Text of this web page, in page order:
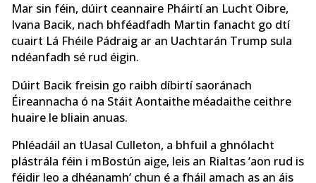
Mar sin féin, dúirt ceannaire Pháirtí an Lucht Oibre,
Ivana Bacik, nach bhféadfadh Martin fanacht go dtí
cuairt Lá Fhéile Pádraig ar an Uachtarán Trump sula
ndéanfadh sé rud éigin.
Dúirt Bacik freisin go raibh díbirtí saoránach
Éireannacha ó na Stáit Aontaithe méadaithe ceithre
huaire le bliain anuas.
Phléadáil an tUasal Culleton, a bhfuil a ghnólacht
plástrála féin i mBostún aige, leis an Rialtas ‘aon rud is
féidir leo a dhéanamh’ chun é a fháil amach as an áis